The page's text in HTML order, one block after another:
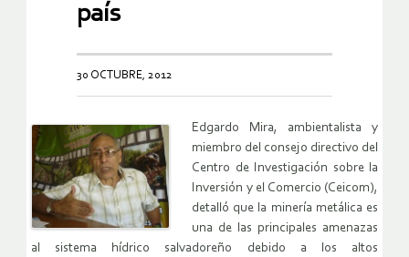
país
30 OCTUBRE, 2012
Edgardo Mira, ambientalista y
miembro del consejo directivo del
Centro de Investigación sobre la
Inversión y el Comercio (Ceicom),
detalló que la minería metálica es
una de las principales amenazas
al sistema hídrico salvadoreño debido a los altos